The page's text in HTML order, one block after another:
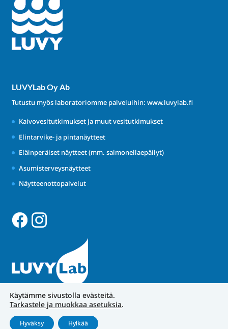
LUVYLab Oy Ab
Tutustu myös laboratoriomme palveluihin: www.luvylab.fi
Kaivovesitutkimukset ja muut vesitutkimukset
Elintarvike- ja pintanäytteet
Eläinperäiset näytteet (mm. salmonellaepäilyt)
Asumisterveysnäytteet
Näytteenottopalvelut
Käytämme sivustolla evästeitä.
Tarkastele ja muokkaa asetuksia.
Hyväksy Hylkää